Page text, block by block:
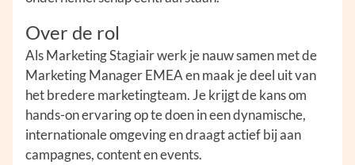
Over de rol
Als Marketing Stagiair werk je nauw samen met de
Marketing Manager EMEA en maak je deel uit van
het bredere marketingteam. Je krijgt de kans om
hands-on ervaring op te doen in een dynamische,
internationale omgeving en draagt actief bij aan
campagnes, content en events.